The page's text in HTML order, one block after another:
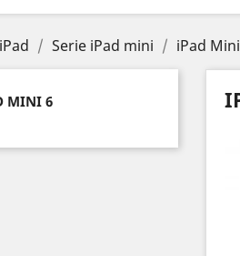
iPad Serie iPad mini iPad
MINI 6